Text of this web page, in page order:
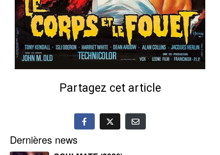
Partagez cet article
Dernières news